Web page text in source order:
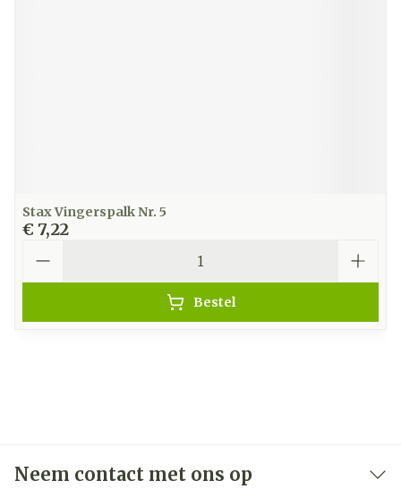
Stax Vingerspalk Nr. 5
€ 7,22
Bestel
Neem contact met ons op